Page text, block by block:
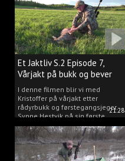
21:28
Et Jaktliv S.2 Episode 7,
Vårjakt på bukk og bever
I denne filmen blir vi med
Kristoffer på vårjakt etter
rådyrbukk og førstegangsjeger
Synne Hestvik på sin første
beverjakt.